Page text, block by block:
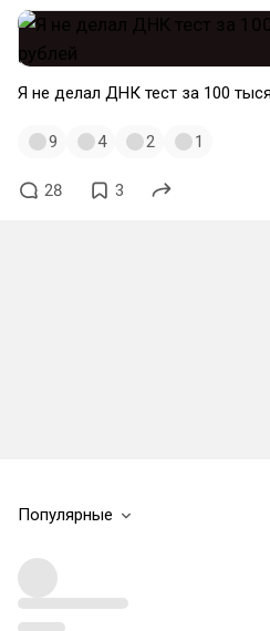
Я не делал ДНК тест за 100
9 4 2 1
28 3
Популярные